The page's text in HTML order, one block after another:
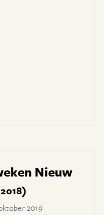
Nieuw
2019